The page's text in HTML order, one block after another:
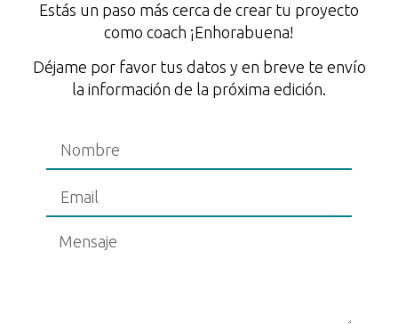
Estás un paso más cerca de crear tu proyecto
como coach ¡Enhorabuena!
Déjame por favor tus datos y en breve te envío
la información de la próxima edición.